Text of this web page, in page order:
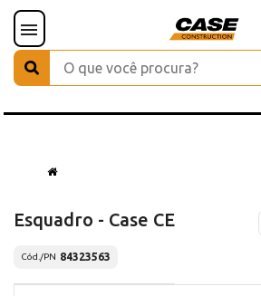
Esquadro - Case CE
Cód./PN 84323563